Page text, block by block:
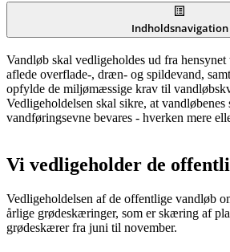
Indholdsnavigation
Vandløb skal vedligeholdes ud fra
aflede overflade-, dræn- og spildevand,
opfylde de miljømæssige krav til
Vedligeholdelsen skal sikre, at vandløbenes
vandføringsevne bevares - hverken mere
Vi vedligeholder de
Vedligeholdelsen af de offentlige vandløb
årlige grødeskæringer, som er skæring af
grødeskærer fra juni til november.